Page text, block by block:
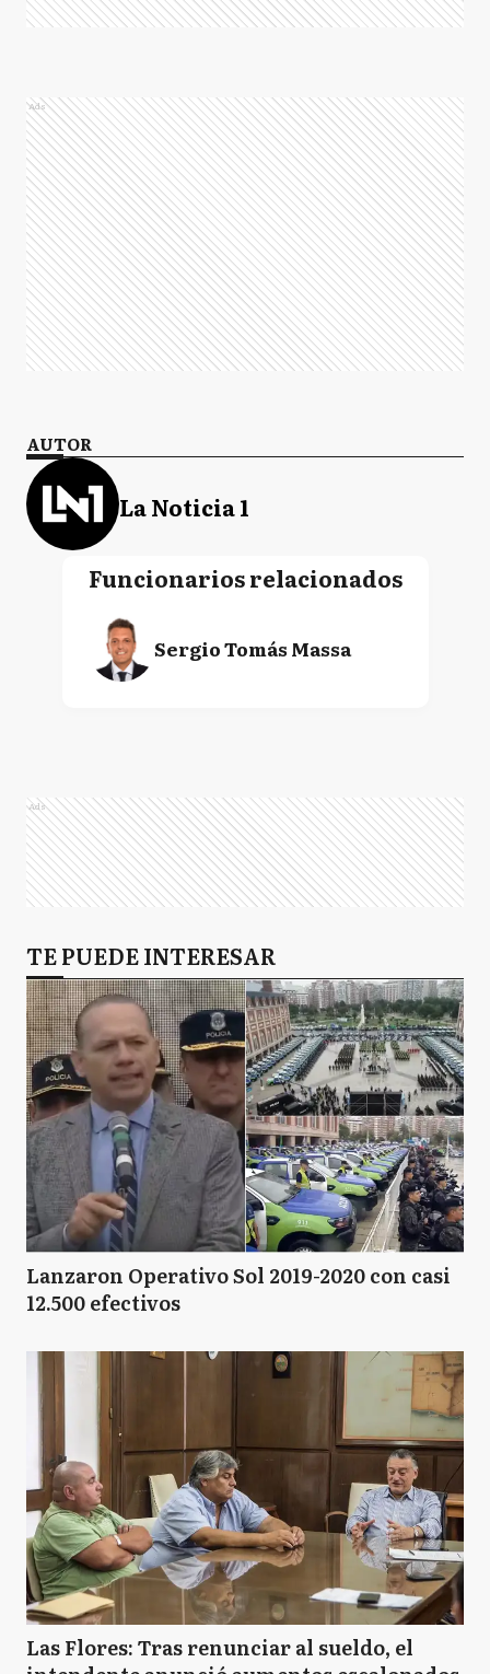
Ads
AUTOR
La Noticia 1
Funcionarios relacionados
Sergio Tomás Massa
Ads
TE PUEDE INTERESAR
Lanzaron Operativo Sol 2019-2020 con casi
12.500 efectivos
Las Flores: Tras renunciar al sueldo, el